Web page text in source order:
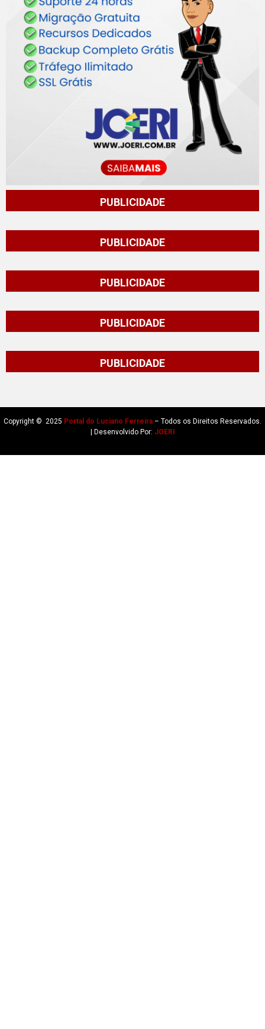
PUBLICIDADE
PUBLICIDADE
PUBLICIDADE
PUBLICIDADE
PUBLICIDADE
Copyright © 2025 Portal do Luciano Ferreira – Todos os Direitos Reservados.
| Desenvolvido Por: JOERI